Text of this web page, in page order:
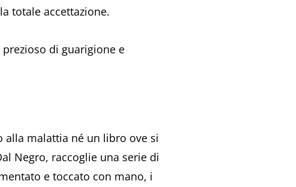
totale accettazione.
di guarigione e
alla malattia né un libro ove si
Negro, raccoglie una serie di
e toccato con mano, i